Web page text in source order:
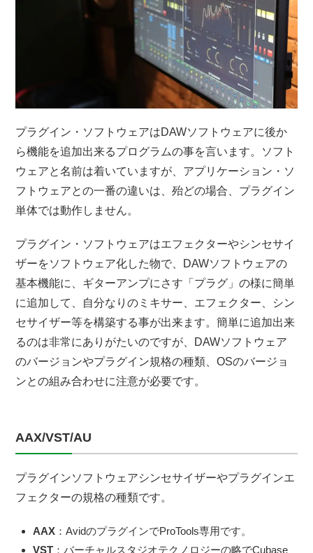
プラグイン・ソフトウェアはDAWソフトウェアに後か
ら機能を追加出来るプログラムの事を言います。ソフト
ウェアと名前は着いていますが、アプリケーション・ソ
フトウェアとの一番の違いは、殆どの場合、プラグイン
単体では動作しません。
プラグイン・ソフトウェアはエフェクターやシンセサイ
ザーをソフトウェア化した物で、DAWソフトウェアの
基本機能に、ギターアンプにさす「プラグ」の様に簡単
に追加して、自分なりのミキサー、エフェクター、シン
セサイザー等を構築する事が出来ます。簡単に追加出来
るのは非常にありがたいのですが、DAWソフトウェア
のバージョンやプラグイン規格の種類、OSのバージョ
ンとの組み合わせに注意が必要です。
AAX/VST/AU
プラグインソフトウェアシンセサイザーやプラグインエ
フェクターの規格の種類です。
AAX ：AvidのプラグインでProTools専用です。
VST ：バーチャルスタジオテクノロジーの略でCubase